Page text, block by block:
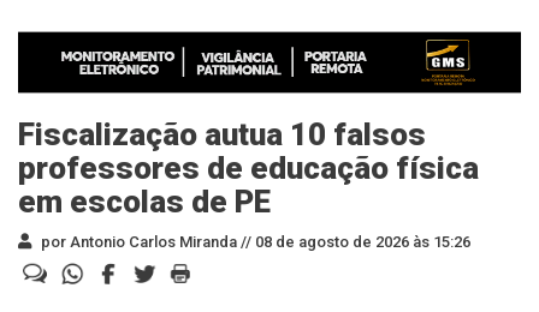
Fiscalização autua 10 falsos
professores de educação física
em escolas de PE
por Antonio Carlos Miranda // 08 de agosto de 2026 às 15:26